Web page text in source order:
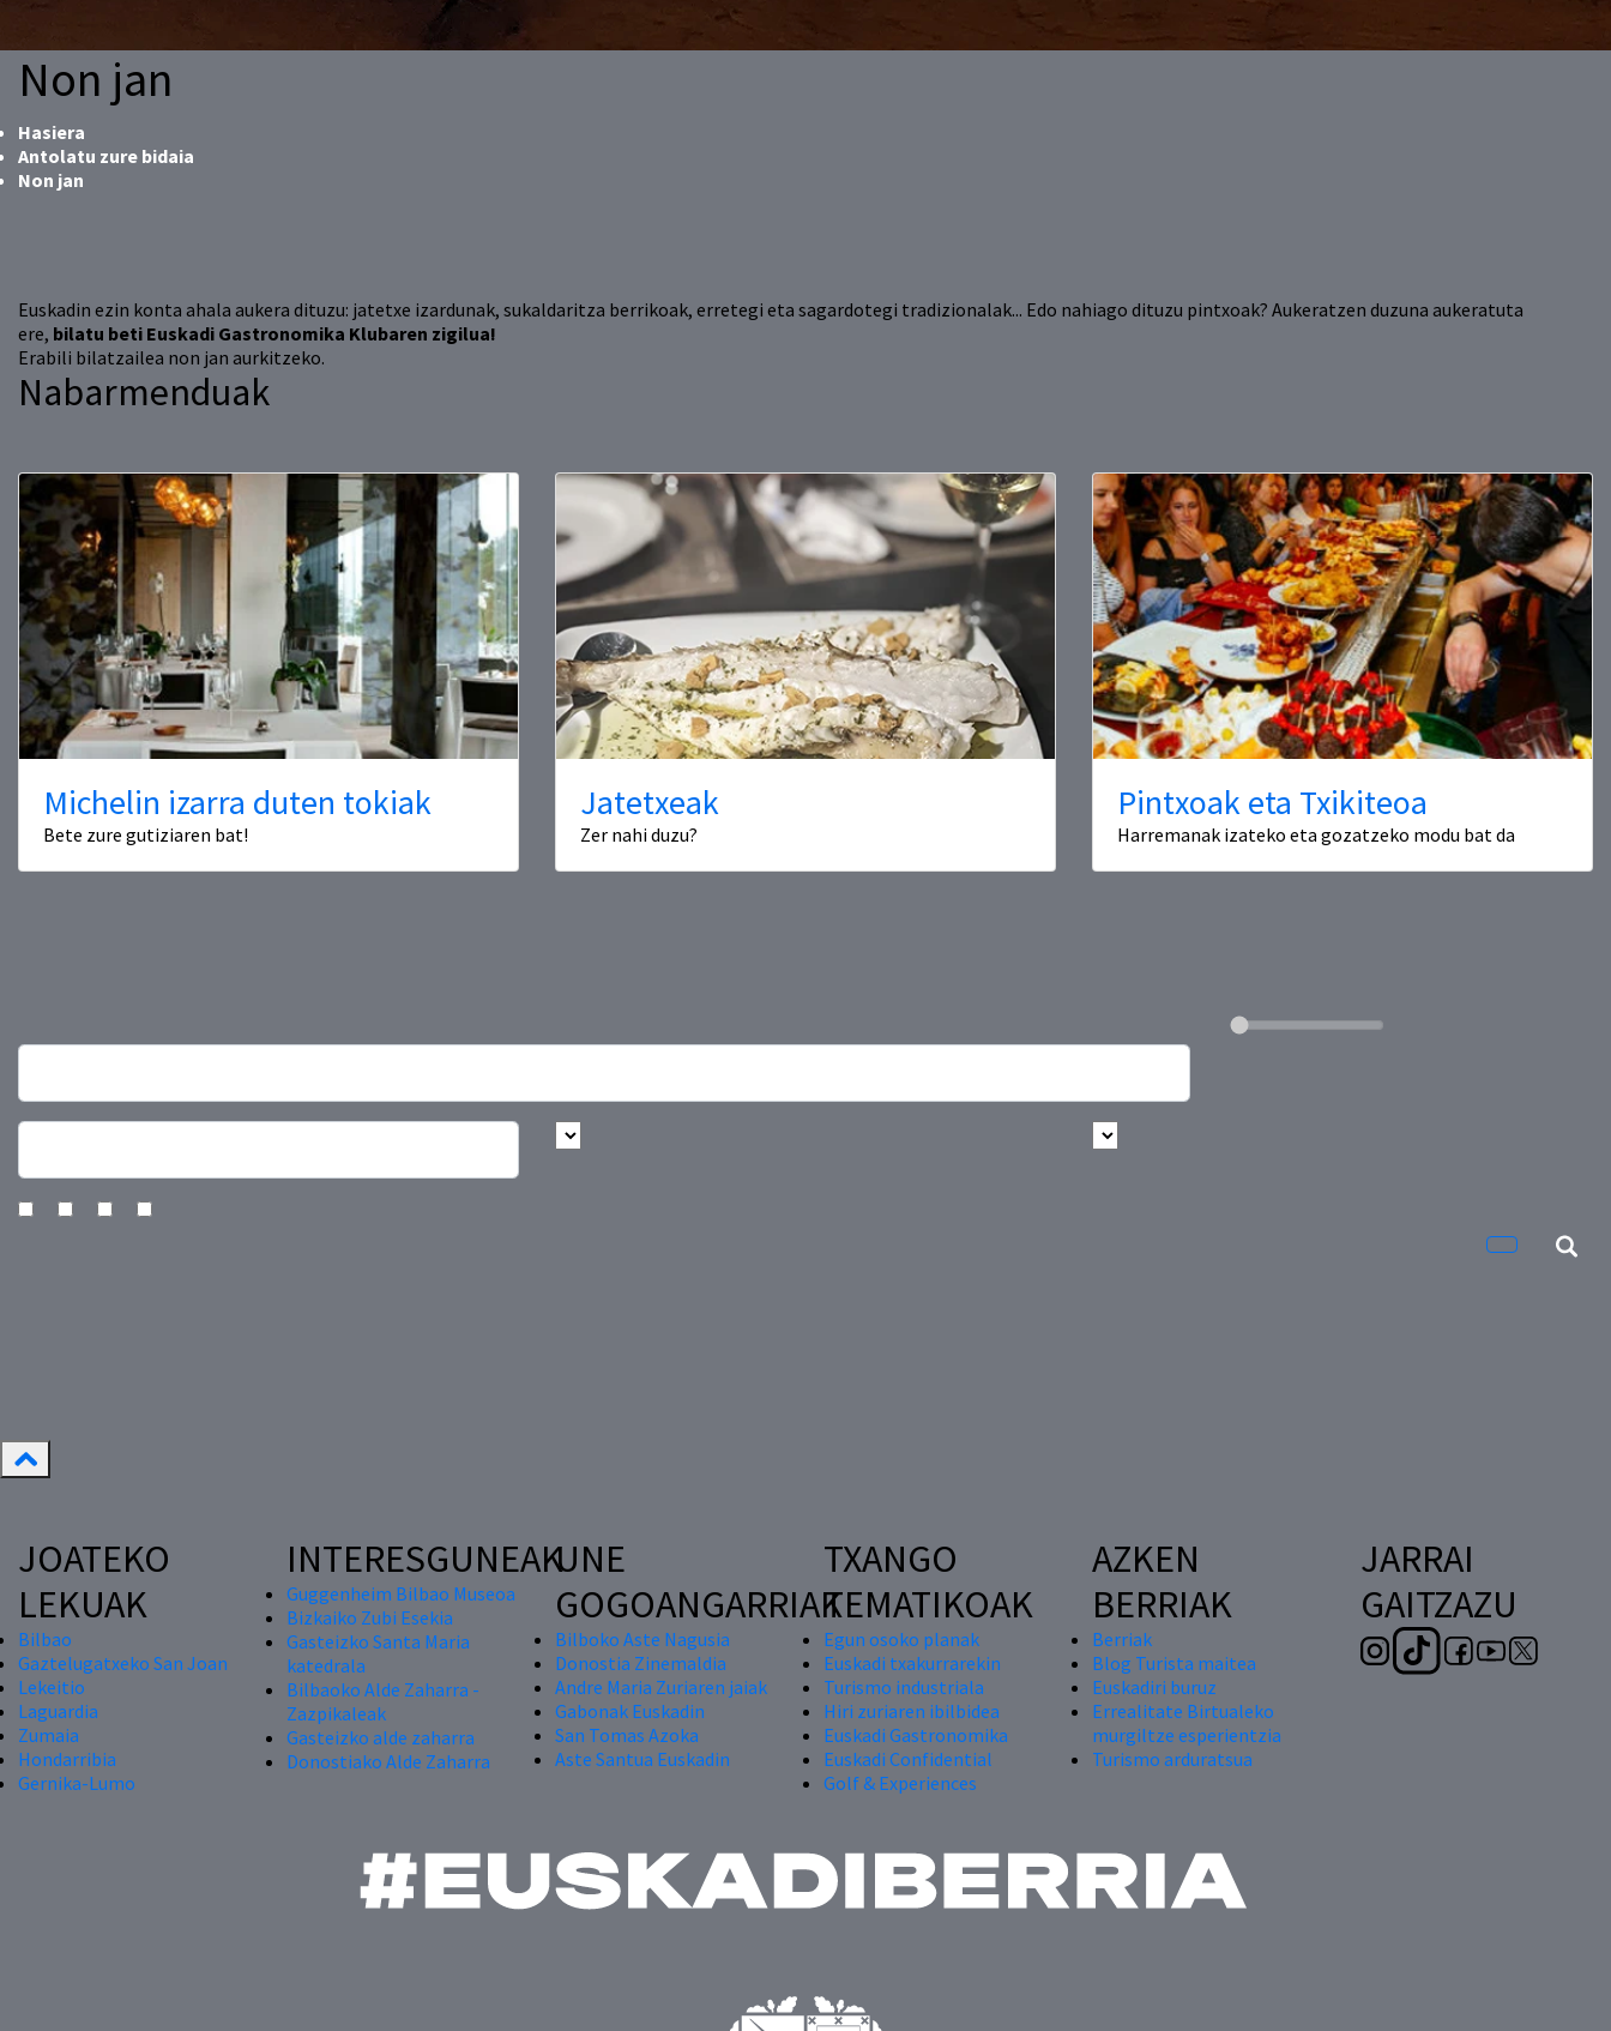
Non jan
Hasiera
Antolatu zure bidaia
Non jan
Euskadin ezin konta ahala aukera dituzu: jatetxe izardunak, sukaldaritza berrikoak, erretegi eta sagardotegi tradizionalak... Edo nahiago dituzu pintxoak? Aukeratzen duzuna aukeratuta
ere, bilatu beti Euskadi Gastronomika Klubaren zigilua!
Erabili bilatzailea non jan aurkitzeko.
Nabarmenduak
Michelin izarra duten tokiak
Bete zure gutiziaren bat!
Jatetxeak
Zer nahi duzu?
Pintxoak eta Txikiteoa
Harremanak izateko eta gozatzeko modu bat da
JOATEKO
LEKUAK
Bilbao
Gaztelugatxeko San Joan
Lekeitio
Laguardia
Zumaia
Hondarribia
Gernika-Lumo
INTERESGUNEAK
Guggenheim Bilbao Museoa
Bizkaiko Zubi Esekia
Gasteizko Santa Maria
katedrala
Bilbaoko Alde Zaharra -
Zazpikaleak
Gasteizko alde zaharra
Donostiako Alde Zaharra
UNE
GOGOANGARRIAK
Bilboko Aste Nagusia
Donostia Zinemaldia
Andre Maria Zuriaren jaiak
Gabonak Euskadin
San Tomas Azoka
Aste Santua Euskadin
TXANGO
TEMATIKOAK
Egun osoko planak
Euskadi txakurrarekin
Turismo industriala
Hiri zuriaren ibilbidea
Euskadi Gastronomika
Euskadi Confidential
Golf & Experiences
AZKEN
BERRIAK
Berriak
Blog Turista maitea
Euskadiri buruz
Errealitate Birtualeko
murgiltze esperientzia
Turismo arduratsua
JARRAI
GAITZAZU